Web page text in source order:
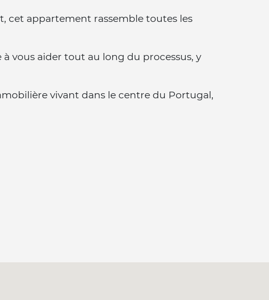
cet appartement rassemble toutes les
vous aider tout au long du processus, y
vivant dans le centre du Portugal,